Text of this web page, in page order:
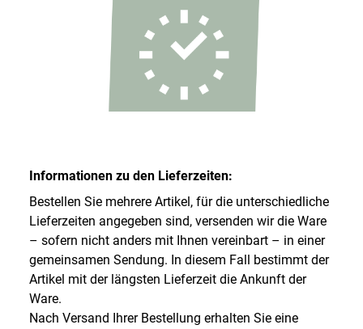
Informationen zu den Lieferzeiten:
Bestellen Sie mehrere Artikel, für die unterschiedliche
Lieferzeiten angegeben sind, versenden wir die Ware
– sofern nicht anders mit Ihnen vereinbart – in einer
gemeinsamen Sendung. In diesem Fall bestimmt der
Artikel mit der längsten Lieferzeit die Ankunft der
Ware.
Nach Versand Ihrer Bestellung erhalten Sie eine